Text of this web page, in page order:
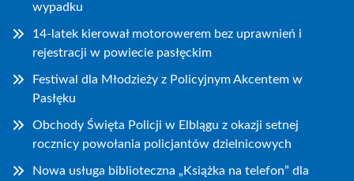
wypadku
14-latek kierował motorowerem bez uprawnień i
rejestracji w powiecie pasłęckim
Festiwal dla Młodzieży z Policyjnym Akcentem w
Pasłęku
Obchody Święta Policji w Elblągu z okazji setnej
rocznicy powołania policjantów dzielnicowych
Nowa usługa biblioteczna „Książka na telefon” dla